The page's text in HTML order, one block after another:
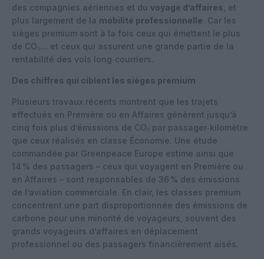
des compagnies aériennes et du voyage d’affaires , et
plus largement de la mobilité professionnelle. Car les
sièges premium sont à la fois ceux qui émettent le plus
de CO₂… et ceux qui assurent une grande partie de la
rentabilité des vols long‑courriers.
Des chiffres qui ciblent les sièges premium
Plusieurs travaux récents montrent que les trajets
effectués en Première ou en Affaires génèrent jusqu’à
cinq fois plus d’émissions de CO₂ par passager‑kilomètre
que ceux réalisés en classe Économie. Une étude
commandée par Greenpeace Europe estime ainsi que
14 % des passagers – ceux qui voyagent en Première ou
en Affaires – sont responsables de 36 % des émissions
de l’aviation commerciale. En clair, les classes premium
concentrent une part disproportionnée des émissions de
carbone pour une minorité de voyageurs, souvent des
grands voyageurs d’affaires en déplacement
professionnel ou des passagers financièrement aisés.